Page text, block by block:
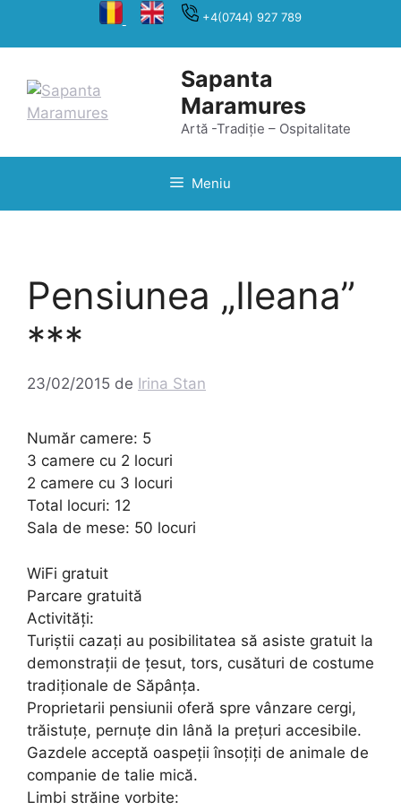
+4(0744) 927 789
Sapanta
Maramures
Artă -Tradiție – Ospitalitate
Meniu
Pensiunea „Ileana”
***
23/02/2015 de Irina Stan
Număr camere: 5
3 camere cu 2 locuri
2 camere cu 3 locuri
Total locuri: 12
Sala de mese: 50 locuri
WiFi gratuit
Parcare gratuită
Activități:
Turiștii cazați au posibilitatea să asiste gratuit la
demonstrații de țesut, tors, cusături de costume
tradiționale de Săpânța.
Proprietarii pensiunii oferă spre vânzare cergi,
trăistuțe, pernuțe din lână la prețuri accesibile.
Gazdele acceptă oaspeții însoțiți de animale de
companie de talie mică.
Limbi străine vorbite: